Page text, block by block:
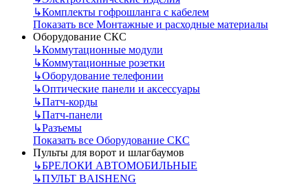
↳Комплекты гофрошланга с кабелем
Показать все Монтажные и расходные материалы
Оборудование СКС
↳Коммутационные модули
↳Коммутационные розетки
↳Оборудование телефонии
↳Оптические панели и аксессуары
↳Патч-корды
↳Патч-панели
↳Разъемы
Показать все Оборудование СКС
Пульты для ворот и шлагбаумов
↳БРЕЛОКИ АВТОМОБИЛЬНЫЕ
↳ПУЛЬТ BAISHENG